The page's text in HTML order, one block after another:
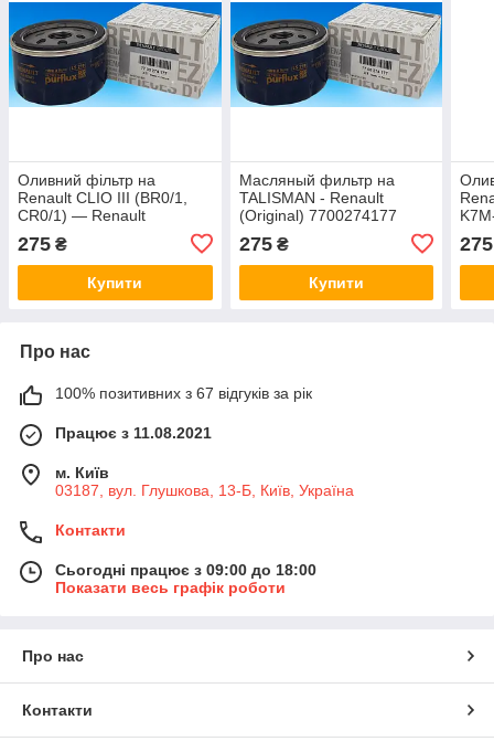
Оливний фільтр на
Renault CLIO III (BR0/1,
CR0/1) — Renault
275 ₴
Купити
Масляный фильтр на
TALISMAN - Renault
(Original) 7700274177
275₴
Купити
275
Про нас
100% позитивних з 67 відгуків за рік
Працює з 11.08.2021
м. Київ
03187, вул. Глушкова, 13-Б, Київ, Україна
Контакти
Сьогодні працює з 09:00 до 18:00
Показати весь графік роботи
Про нас
Контакти